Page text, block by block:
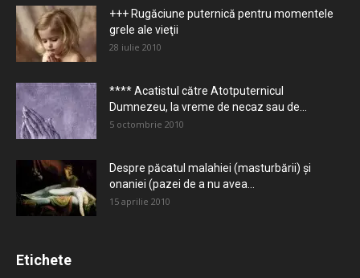
+++ Rugăciune puternică pentru momentele
grele ale vieţii
28 iulie 2010
**** Acatistul către Atotputernicul
Dumnezeu, la vreme de necaz sau de...
5 octombrie 2010
Despre păcatul malahiei (masturbării) şi
onaniei (pazei de a nu avea...
15 aprilie 2010
Etichete